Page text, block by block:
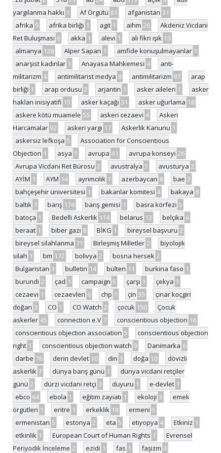
yargılanma hakkı 1 Af Örgütü 61 afganistan 31
afrika 9 afrika birliği 1 agit 1 aihm 26
Akdeniz Vicdani
Ret Buluşması 6 akka 1 alevi 1 ali fikri ışık 13
almanya 128 Alper Sapan 1 amfide konuşulmayanlar 1
anarşist kadınlar 1 Anayasa Mahkemesi 4
anti-
militarizm 4 antimilitarist medya 8 antimilitarizm 97
arap
birliği 1 arap ordusu 2 arjantin 1 asker aileleri 1
asker
hakları inisiyatifi 15 asker kaçağı 31 asker uğurlama 18
askere kötü muamele 55 askeri cezaevi 4
Askeri
Harcamalar 92 askeri yargı 17 Askerlik Kanunu 1
askersiz lefkoşa 5
Association for Conscientious
Objection 1 asya 1 avrupa 41 avrupa konseyi 26
Avrupa Vicdani Ret Bürosu 2 avustralya 5 avusturya 2
AYİM 1 AYM 14 ayrımcılık 1 azerbaycan 8 bae 2
bahçeşehir üniversitesi 1 bakanlar komitesi 4 bakaya 8
baltık 7 barış 174 barış gemisi 1 basra körfezi 5
batoça 1 Bedelli Askerlik 114 belarus 13 belçika 6
beraat 1 biber gazı 8 BİKG 1 bireysel başvuru 2
bireysel silahlanma 71 Birleşmiş Milletler 2
biyolojik
silah 1 bm 172 bolivya 2 bosna hersek 2
Bulgaristan 3 bulletin 14 bülten 11 burkina faso 1
burundi 2 çad 1 campaign 5 çarşı 1 çekya 1
cezaevi 1 cezaevleri 6 chp 1 çin 35
çınar koçgiri
doğan 3 CO 1 CO Watch 2 çocuk 150
Çocuk
askerler 45 connection e.V 7 conscientious objection 16
conscientious objection association 5
conscientious objection
right 1 conscientious objection watch 9 Danimarka 6
darbe 76 derin devlet 10 din 3 doğa 10
dövizli
askerlik 7 dünya barış günü 1
dünya vicdani retçiler
günü 2 dürzi vicdani retçi 3 duyuru 1 e-devlet 1
ebco 64 ebola 1 eğitim zayiatı 1 ekoloji 3
emek
örgütleri 1 eritre 1 erkeklik 18 ermeni 5
ermenistan 5 estonya 2 eta 5 etiyopya 4 Etkiniz 1
etkinlik 1 European Court of Human Rights 1
Evrensel
Periyodik İnceleme 2 ezidi 1 fas 1 faşizm 4